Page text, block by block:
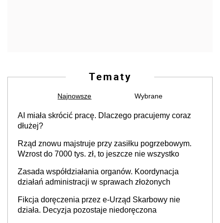
Tematy
Najnowsze Wybrane
AI miała skrócić pracę. Dlaczego pracujemy coraz
dłużej?
Rząd znowu majstruje przy zasiłku pogrzebowym.
Wzrost do 7000 tys. zł, to jeszcze nie wszystko
Zasada współdziałania organów. Koordynacja
działań administracji w sprawach złożonych
Fikcja doręczenia przez e-Urząd Skarbowy nie
działa. Decyzja pozostaje niedoręczona